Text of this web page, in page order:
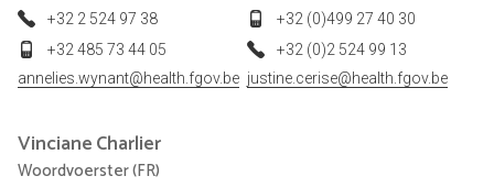
+32 2 524 97 38
+32 485 73 44 05
annelies.wynant@health.fgov.be
+32 (0)499 27 40 30
+32 (0)2 524 99 13
justine.cerise@health.fgov.be
VincianeCharlier
Woordvoerster (FR)